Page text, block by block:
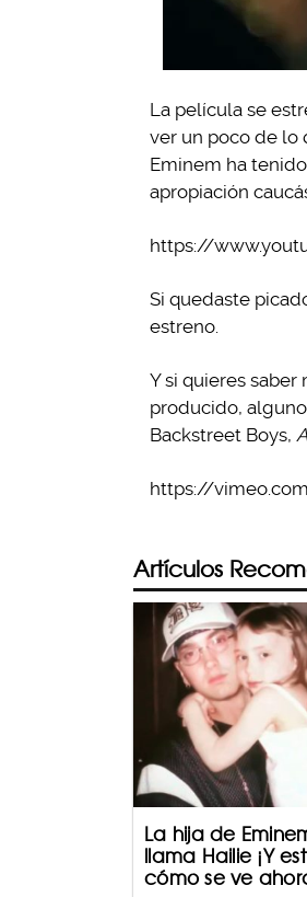
La película se
ver un poco de lo
Eminem ha
apropiación
https://
Si quedaste
estreno.
Y si quieres
producido,
Backstreet Boys,
https://
Artículos
La hija de
llama Hailie ¡Y
cómo se ve